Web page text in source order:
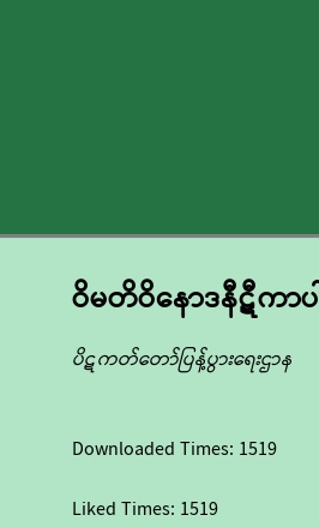
ဝိမတိဝိနောဒနီဋီကာ
ပိဋကတ်တော်ပြန့်ပွားရေးဌာန
Downloaded Times: 1519
Liked Times: 1519